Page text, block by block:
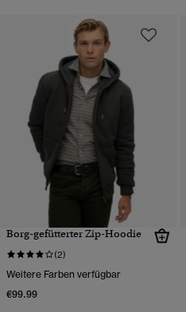
Borg-gefütterter Zip-Hoodie
(2)
Weitere Farben verfügbar
€99.99